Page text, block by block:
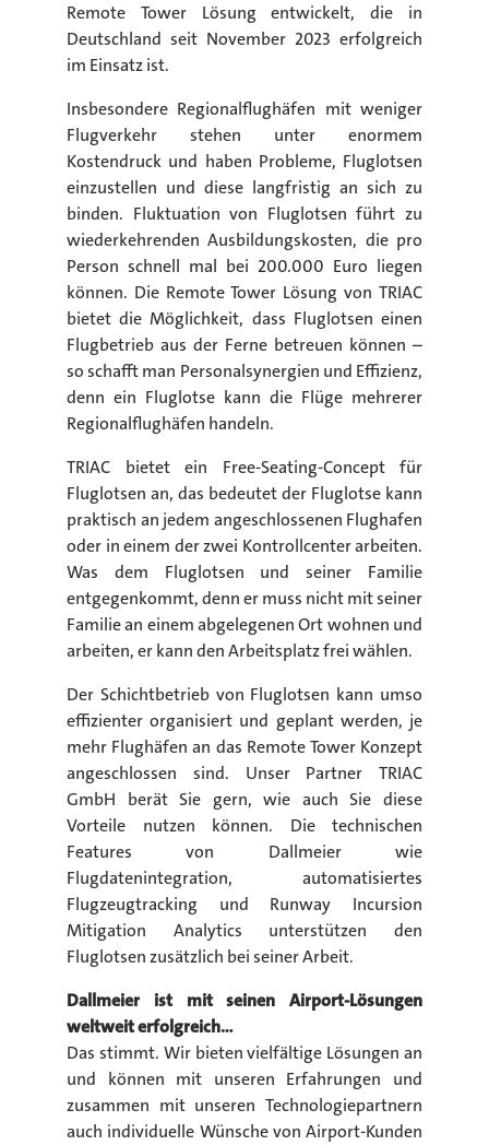
Remote Tower Lösung entwickelt, die in
Deutschland seit November 2023 erfolgreich
im Einsatz ist.
Insbesondere Regionalflughäfen mit weniger
Flugverkehr stehen unter enormem
Kostendruck und haben Probleme, Fluglotsen
einzustellen und diese langfristig an sich zu
binden. Fluktuation von Fluglotsen führt zu
wiederkehrenden Ausbildungskosten, die pro
Person schnell mal bei 200.000 Euro liegen
können. Die Remote Tower Lösung von TRIAC
bietet die Möglichkeit, dass Fluglotsen einen
Flugbetrieb aus der Ferne betreuen können –
so schafft man Personalsynergien und Effizienz,
denn ein Fluglotse kann die Flüge mehrerer
Regionalflughäfen handeln.
TRIAC bietet ein Free-Seating-Concept für
Fluglotsen an, das bedeutet der Fluglotse kann
praktisch an jedem angeschlossenen Flughafen
oder in einem der zwei Kontrollcenter arbeiten.
Was dem Fluglotsen und seiner Familie
entgegenkommt, denn er muss nicht mit seiner
Familie an einem abgelegenen Ort wohnen und
arbeiten, er kann den Arbeitsplatz frei wählen.
Der Schichtbetrieb von Fluglotsen kann umso
effizienter organisiert und geplant werden, je
mehr Flughäfen an das Remote Tower Konzept
angeschlossen sind. Unser Partner TRIAC
GmbH berät Sie gern, wie auch Sie diese
Vorteile nutzen können. Die technischen
Features von Dallmeier wie
Flugdatenintegration, automatisiertes
Flugzeugtracking und Runway Incursion
Mitigation Analytics unterstützen den
Fluglotsen zusätzlich bei seiner Arbeit.
Dallmeier ist mit seinen Airport-Lösungen
weltweit erfolgreich…
Das stimmt. Wir bieten vielfältige Lösungen an
und können mit unseren Erfahrungen und
zusammen mit unseren Technologiepartnern
auch individuelle Wünsche von Airport-Kunden